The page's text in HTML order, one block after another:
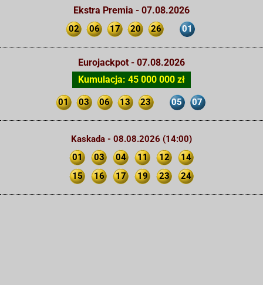
Ekstra Premia - 07.08.2026
02 06 17 20 26 01
Eurojackpot - 07.08.2026
Kumulacja: 45 000 000 zł
01 03 06 13 23 05 07
Kaskada - 08.08.2026 (14:00)
01
03 04 11 12
14
15
16 17 19 23 24